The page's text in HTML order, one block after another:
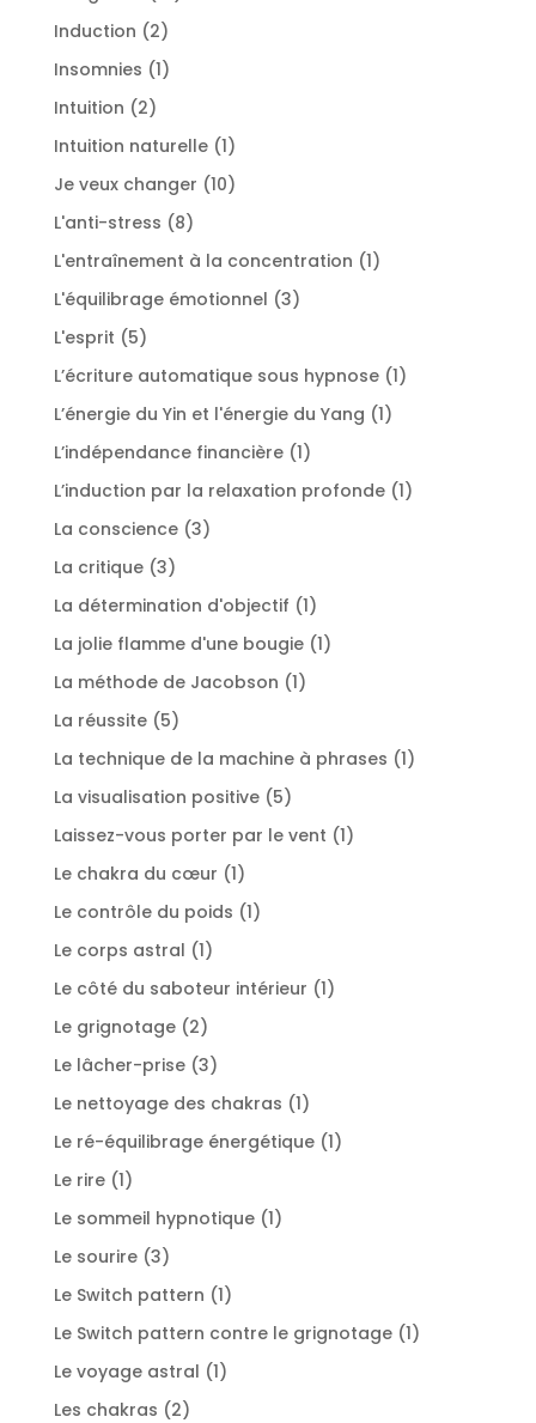
Induction 22
produits
Insomnies 11
Intuition 22
produits
Intuition naturelle 11
produit
Je veux changer 1010
L'anti-stress 88
produits
L'entraînement à la concentration 11
L'équilibrage émotionnel 33
L'esprit 55
produits
L’écriture automatique sous hypnose 11
L’énergie du Yin et l'énergie du Yang 11
L’indépendance financière 11
produit
L’induction par la relaxation profonde 11
La conscience 33
La critique 33
produits
La détermination d'objectif 11
produit
La jolie flamme d'une bougie 11
La méthode de Jacobson 11
La réussite 55
produits
La technique de la machine à phrases 11
La visualisation positive 55
produits
Laissez-vous porter par le vent 11
Le chakra du cœur 11
produit
Le contrôle du poids 11
Le corps astral 11
produit
Le côté du saboteur intérieur 11
Le grignotage 22
produits
Le lâcher-prise 33
produits
Le nettoyage des chakras 11
produit
Le ré-équilibrage énergétique 11
Le rire 11
produit
Le sommeil hypnotique 11
Le sourire 33
produits
Le Switch pattern 11
produit
Le Switch pattern contre le grignotage 11
Le voyage astral 11
Les chakras 22